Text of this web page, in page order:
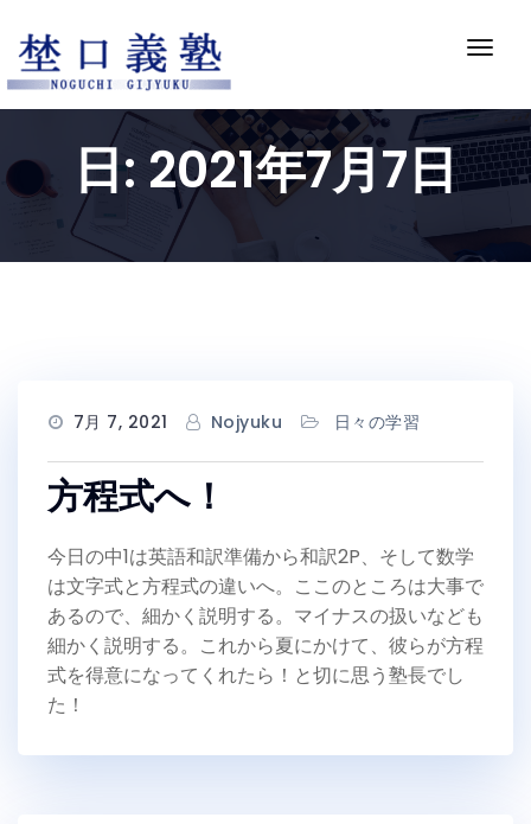
content
ナ
ゲ
ー
シ
ョ
ン
切
日: 2021年7月7日
7月 7, 2021 Nojyuku 日々の学習
方程式へ！
今日の中1は英語和訳準備から和訳2P、そして数学
は文字式と方程式の違いへ。ここのところは大事で
あるので、細かく説明する。マイナスの扱いなども
細かく説明する。これから夏にかけて、彼らが方程
式を得意になってくれたら！と切に思う塾長でし
た！